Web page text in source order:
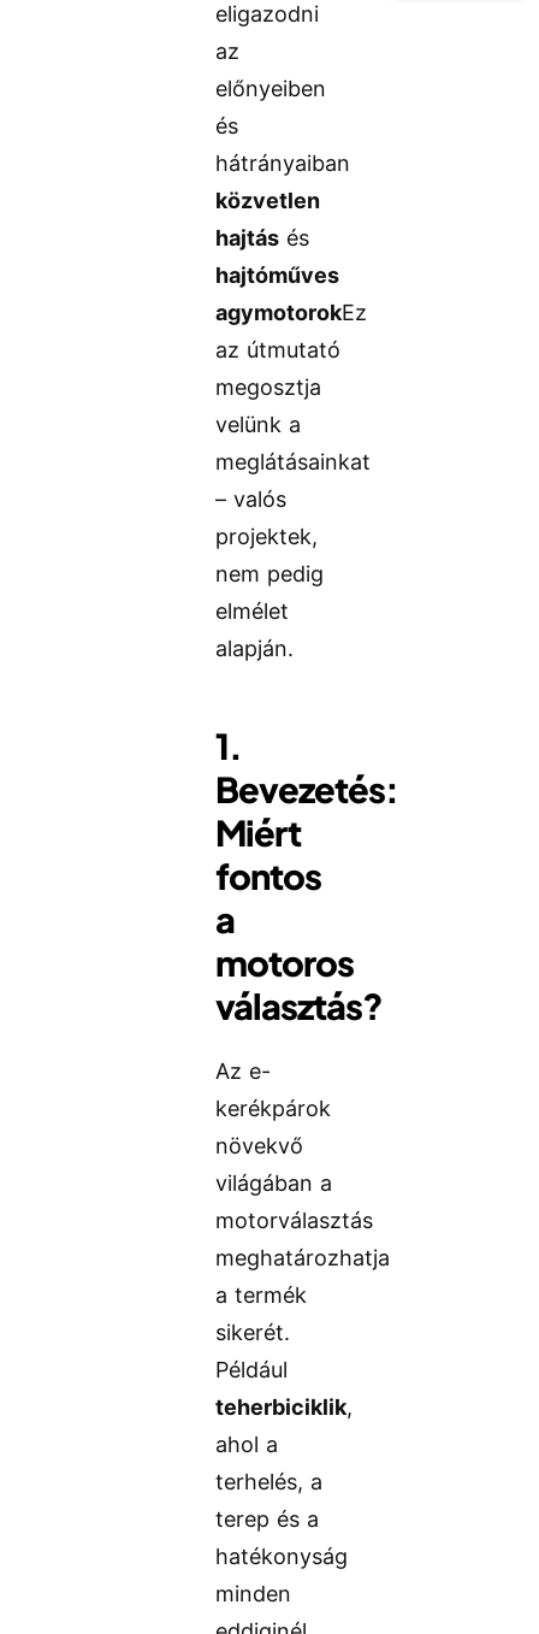
eligazodni
az
előnyeiben
és
hátrányaiban
közvetlen
hajtás és
hajtóműves
agymotorokEz
az útmutató
megosztja
velünk a
meglátásainkat
– valós
projektek,
nem pedig
elmélet
alapján.
1.
Bevezetés:
Miért
fontos
a
motoros
választás?
Az e-
kerékpárok
növekvő
világában a
motorválasztás
meghatározhatja
a termék
sikerét.
Például
teherbiciklik,
ahol a
terhelés, a
terep és a
hatékonyság
minden